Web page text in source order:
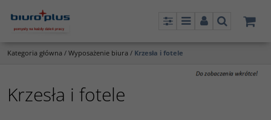
PanelMenuPanelSzukaj
Kategoria główna / Wyposażenie biura / Krzesła i fotele
Krzesła i fotele